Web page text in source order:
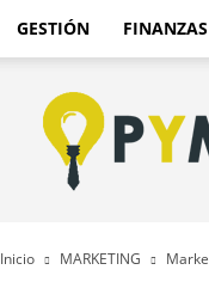
GESTIÓN FINANZAS
Pyme.es
–
Portal
PYME
de
Inicio MARKETING